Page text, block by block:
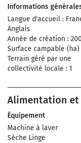
Informations
Langue d'accueil :
Anglais
Année de création :
Surface campable (ha)
Terrain géré par une
collectivité locale : 1
Alimentation
Équipement
Machine à laver
Sèche Linge